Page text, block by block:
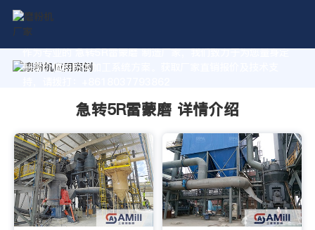
作为专业的 急转5R雷蒙磨 制造厂家，我们致力于为您量身定
制高价值的粉体加工系统方案。获取厂家直销报价及技术支
急转5R雷蒙磨 详情介绍